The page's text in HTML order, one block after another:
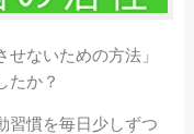
ないための方法」
たか？
習慣を毎日少しずつ